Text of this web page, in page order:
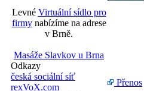
Levné Virtuální sídlo pro
firmynabízíme na adrese
v Brně.
Masáže Slavkov u Brna
Odkazy
česká sociální síť
rexVoX.com
Přenos